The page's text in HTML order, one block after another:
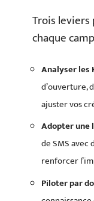
Trois
chaque
Analyser les
d’ouverture,
ajuster vos
Adopter une
de SMS avec
renforcer
Piloter par